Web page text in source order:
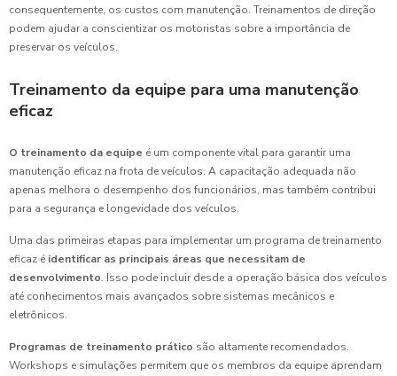
consequentemente, os custos com manutenção. Treinamentos de direção
podem ajudar a conscientizar os motoristas sobre a importância de
preservar os veículos.
Treinamento da equipe para uma manutenção
eficaz
O treinamento da equipe é um componente vital para garantir uma
manutenção eficaz na frota de veículos. A capacitação adequada não
apenas melhora o desempenho dos funcionários, mas também contribui
para a segurança e longevidade dos veículos.
Uma das primeiras etapas para implementar um programa de treinamento
eficaz é identificar as principais áreas que necessitam de
desenvolvimento. Isso pode incluir desde a operação básica dos veículos
até conhecimentos mais avançados sobre sistemas mecânicos e
eletrônicos.
Programas de treinamento prático são altamente recomendados.
Workshops e simulações permitem que os membros da equipe aprendam